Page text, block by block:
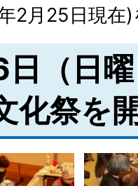
2月25日現在
日（日
化祭を